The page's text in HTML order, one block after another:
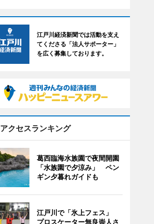
江戸川経済新聞では活動を支え
てくださる「法人サポーター」
を広く募集しております。
アクセスランキング
葛西臨海水族園で夜間開園
「水族園で夕涼み」 ペン
ギン夕暮れガイドも
江戸川で「氷上フェス」
プロスケーター無良崇人さ